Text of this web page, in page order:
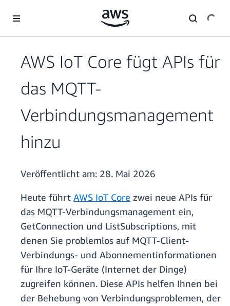
Überspringen zum Hauptinhalt
AWS IoT Core fügt APIs für
das MQTT-
Verbindungsmanagement
hinzu
Veröffentlicht am: 28. Mai 2026
Heute führt AWS IoT Core zwei neue APIs für
das MQTT-Verbindungsmanagement ein,
GetConnection und ListSubscriptions, mit
denen Sie problemlos auf MQTT-Client-
Verbindungs- und Abonnementinformationen
für Ihre IoT-Geräte (Internet der Dinge)
zugreifen können. Diese APIs helfen Ihnen bei
der Behebung von Verbindungsproblemen, der